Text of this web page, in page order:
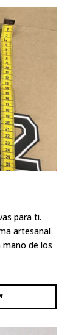
para ti.
artesanal
mano de los